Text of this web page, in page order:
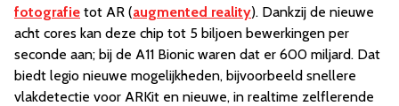
fotografie tot AR (augmented reality). Dankzij de nieuwe
acht cores kan deze chip tot 5 biljoen bewerkingen per
seconde aan; bij de A11 Bionic waren dat er 600 miljard. Dat
biedt legio nieuwe mogelijkheden, bijvoorbeeld snellere
vlakdetectie voor ARKit en nieuwe, in realtime zelflerende